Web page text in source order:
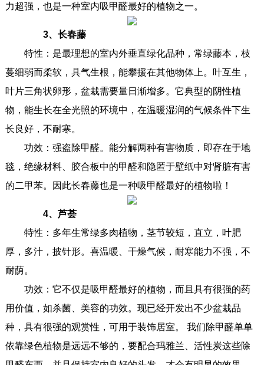
力超强，也是一种室内吸甲醛最好的植物之一。
3、长春藤
特性：是最理想的室内外垂直绿化品种，常绿藤本，枝
蔓细弱而柔软，具气生根，能攀援在其他物体上。叶互生，
叶片三角状卵形，盆栽需要量日渐增多。它典型的阴性植
物，能生长在全光照的环境中，在温暖湿润的气候条件下生
长良好，不耐寒。
功效：强盗除甲醛。能分解两种有害物质，即存在于地
毯，绝缘材料、胶合板中的甲醛和隐匿于壁纸中对肾脏有害
的二甲苯。因此长春藤也是一种吸甲醛最好的植物啦！
4、芦荟
特性：多年生常绿多肉植物，茎节较短，直立，叶肥
厚，多汁，披针形。喜温暖、干燥气候，耐寒能力不强，不
耐荫。
功效：它不仅是吸甲醛最好的植物，而且具有很强的药
用价值，如杀菌、美容的功效。现已经开发出不少盆栽品
种，具有很强的观赏性，可用于装饰居室。 我们除甲醛单单
依靠绿色植物是远远不够的，要配合玛雅兰、活性炭这些除